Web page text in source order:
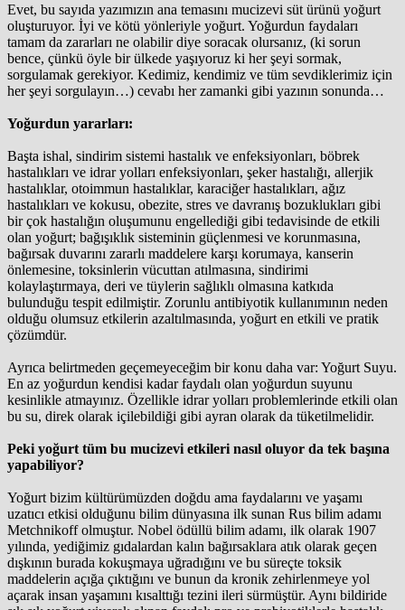
Evet, bu sayıda yazımızın ana temasını mucizevi süt ürünü yoğurt
oluşturuyor. İyi ve kötü yönleriyle yoğurt. Yoğurdun faydaları
tamam da zararları ne olabilir diye soracak olursanız, (ki sorun
bence, çünkü öyle bir ülkede yaşıyoruz ki her şeyi sormak,
sorgulamak gerekiyor. Kedimiz, kendimiz ve tüm sevdiklerimiz için
her şeyi sorgulayın…) cevabı her zamanki gibi yazının sonunda…
Yoğurdun yararları:
Başta ishal, sindirim sistemi hastalık ve enfeksiyonları, böbrek
hastalıkları ve idrar yolları enfeksiyonları, şeker hastalığı, allerjik
hastalıklar, otoimmun hastalıklar, karaciğer hastalıkları, ağız
hastalıkları ve kokusu, obezite, stres ve davranış bozuklukları gibi
bir çok hastalığın oluşumunu engellediği gibi tedavisinde de etkili
olan yoğurt; bağışıklık sisteminin güçlenmesi ve korunmasına,
bağırsak duvarını zararlı maddelere karşı korumaya, kanserin
önlemesine, toksinlerin vücuttan atılmasına, sindirimi
kolaylaştırmaya, deri ve tüylerin sağlıklı olmasına katkıda
bulunduğu tespit edilmiştir. Zorunlu antibiyotik kullanımının neden
olduğu olumsuz etkilerin azaltılmasında, yoğurt en etkili ve pratik
çözümdür.
Ayrıca belirtmeden geçemeyeceğim bir konu daha var: Yoğurt Suyu.
En az yoğurdun kendisi kadar faydalı olan yoğurdun suyunu
kesinlikle atmayınız. Özellikle idrar yolları problemlerinde etkili olan
bu su, direk olarak içilebildiği gibi ayran olarak da tüketilmelidir.
Peki yoğurt tüm bu mucizevi etkileri nasıl oluyor da tek başına
yapabiliyor?
Yoğurt bizim kültürümüzden doğdu ama faydalarını ve yaşamı
uzatıcı etkisi olduğunu bilim dünyasına ilk sunan Rus bilim adamı
Metchnikoff olmuştur. Nobel ödüllü bilim adamı, ilk olarak 1907
yılında, yediğimiz gıdalardan kalın bağırsaklara atık olarak geçen
dışkının burada kokuşmaya uğradığını ve bu süreçte toksik
maddelerin açığa çıktığını ve bunun da kronik zehirlenmeye yol
açarak insan yaşamını kısalttığı tezini ileri sürmüştür. Aynı bildiride